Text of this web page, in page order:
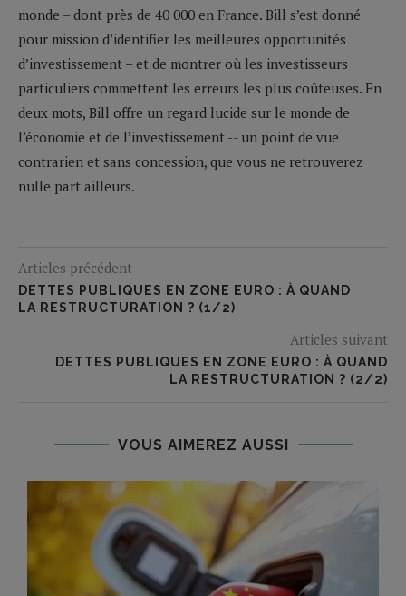
monde – dont près de 40 000 en France. Bill s’est donné
pour mission d’identifier les meilleures opportunités
d’investissement – et de montrer où les investisseurs
particuliers commettent les erreurs les plus coûteuses. En
deux mots, Bill offre un regard lucide sur le monde de
l’économie et de l’investissement -- un point de vue
contrarien et sans concession, que vous ne retrouverez
nulle part ailleurs.
Articles précédent
DETTES PUBLIQUES EN ZONE EURO : À QUAND
LA RESTRUCTURATION ? (1/2)
Articles suivant
DETTES PUBLIQUES EN ZONE EURO : À QUAND
LA RESTRUCTURATION ? (2/2)
VOUS AIMEREZ AUSSI